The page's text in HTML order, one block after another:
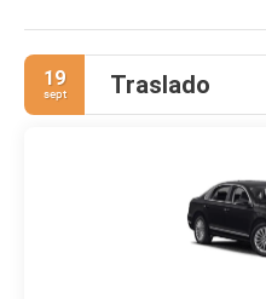
además conexión a Internet
una tienda de recuerdos.
Te sentirás como en tu propia
las comodidades, se incluyen
un servicio de limpieza
En Altiplanico Rapa Nui tienes
19
sept Traslado